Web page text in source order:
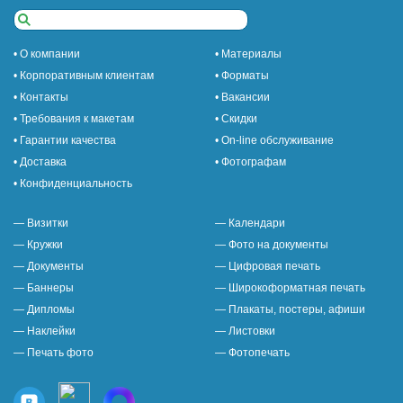
• О компании
• Материалы
• Корпоративным клиентам
• Форматы
• Контакты
• Вакансии
• Требования к макетам
• Скидки
• Гарантии качества
• On-line обслуживание
• Доставка
• Фотографам
• Конфиденциальность
— Визитки
— Календари
— Кружки
— Фото на документы
— Документы
— Цифровая печать
— Баннеры
— Широкоформатная печать
— Дипломы
— Плакаты, постеры, афиши
— Наклейки
— Листовки
— Печать фото
— Фотопечать